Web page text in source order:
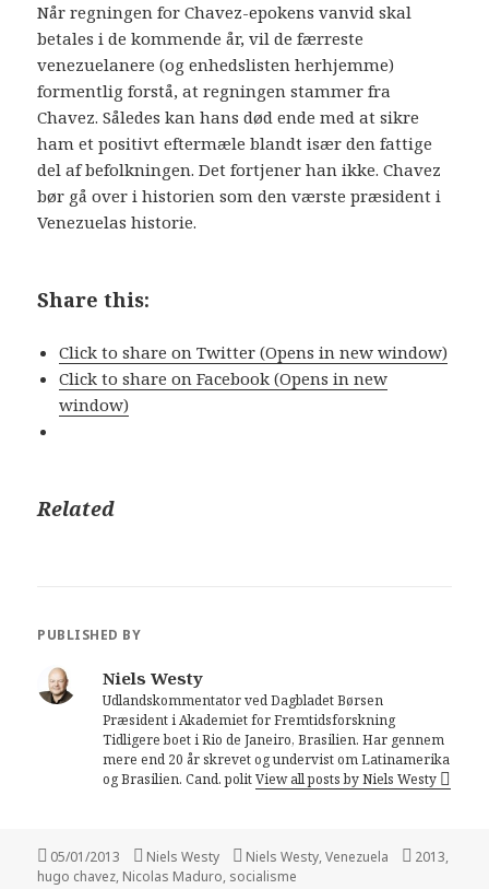
Når regningen for Chavez-epokens vanvid skal
betales i de kommende år, vil de færreste
venezuelanere (og enhedslisten herhjemme)
formentlig forstå, at regningen stammer fra
Chavez. Således kan hans død ende med at sikre
ham et positivt eftermæle blandt især den fattige
del af befolkningen. Det fortjener han ikke. Chavez
bør gå over i historien som den værste præsident i
Venezuelas historie.
Share this:
Click to share on Twitter (Opens in new window)
Click to share on Facebook (Opens in new
window)
Related
PUBLISHED BY
Niels Westy
Udlandskommentator ved Dagbladet Børsen
Præsident i Akademiet for Fremtidsforskning
Tidligere boet i Rio de Janeiro, Brasilien. Har gennem
mere end 20 år skrevet og undervist om Latinamerika
og Brasilien. Cand. politView all posts by Niels Westy
Posted
on
05/01/2013 Author
Niels Westy Categories
Niels Westy,Venezuela Tags
2013,
hugo chavez, Nicolas Maduro, socialisme